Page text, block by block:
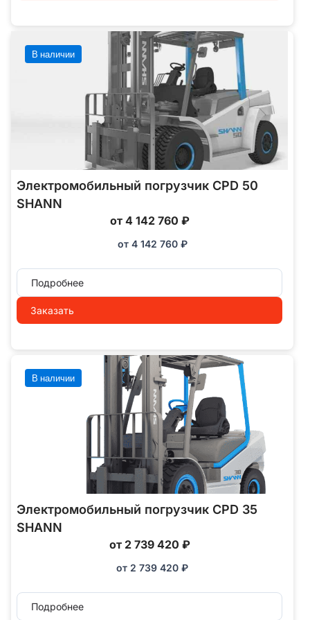
В наличии
Электромобильный погрузчик CPD 50
SHANN
от 4 142 760 ₽
от 4 142 760 ₽
Подробнее
Заказать
В наличии
Электромобильный погрузчик CPD 35
SHANN
от 2 739 420 ₽
от 2 739 420 ₽
Подробнее